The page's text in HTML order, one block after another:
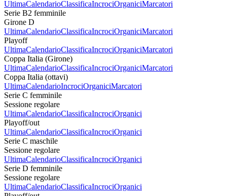
UltimaCalendarioClassificaIncrociOrganiciMarcatori
Serie B2 femminile
Girone D
UltimaCalendarioClassificaIncrociOrganiciMarcatori
Playoff
UltimaCalendarioClassificaIncrociOrganiciMarcatori
Coppa Italia (Girone)
UltimaCalendarioClassificaIncrociOrganiciMarcatori
Coppa Italia (ottavi)
UltimaCalendarioIncrociOrganiciMarcatori
Serie C femminile
Sessione regolare
UltimaCalendarioClassificaIncrociOrganici
Playoff/out
UltimaCalendarioClassificaIncrociOrganici
Serie C maschile
Sessione regolare
UltimaCalendarioClassificaIncrociOrganici
Serie D femminile
Sessione regolare
UltimaCalendarioClassificaIncrociOrganici